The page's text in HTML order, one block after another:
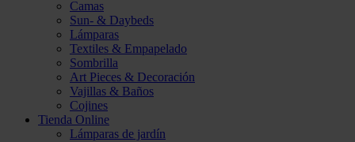
Camas
Sun- & Daybeds
Lámparas
Textiles & Empapelado
Sombrilla
Art Pieces & Decoración
Vajillas & Baños
Cojines
Tienda Online
Lámparas de jardín